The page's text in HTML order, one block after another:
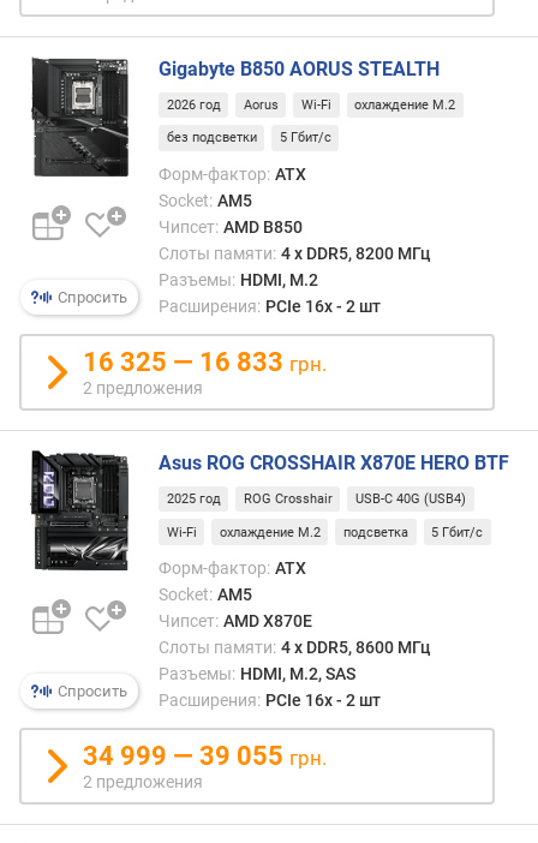
я
п
е
ч
а
т
а
я
л
а
т
а
в
ы
с
о
т
а
и
р
н
а
D
Спросить
Gigabyte B850 AORUS STEALTH
2026 год Aorus Wi-Fi охлаждение M.2
без подсветки 5 Гбит/с
Форм-фактор: ATX
Socket: AM5
Чипсет: AMD B850
Слоты памяти: 4 х DDR5, 8200 МГц
Разъемы: HDMI, M.2
Расширения: PCIe 16x - 2 шт
16 325 — 16 833 грн.
2 предложения
Спросить
Asus ROG CROSSHAIR X870E HERO BTF
2025 год ROG Crosshair USB-C 40G (USB4)
Wi-Fi охлаждение M.2 подсветка 5 Гбит/с
Форм-фактор: ATX
Socket: AM5
Чипсет: AMD X870E
Слоты памяти: 4 х DDR5, 8600 МГц
Разъемы: HDMI, M.2, SAS
Расширения: PCIe 16x - 2 шт
34 999 — 39 055 грн.
2 предложения